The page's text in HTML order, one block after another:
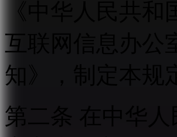
互联网信息办公
知》，制定本规
第二条 在中华